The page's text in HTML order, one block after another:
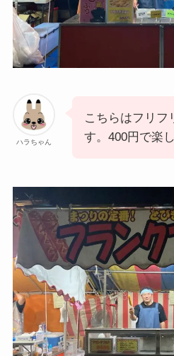
ハラちゃん
こちらはフリフ
す。400円で楽